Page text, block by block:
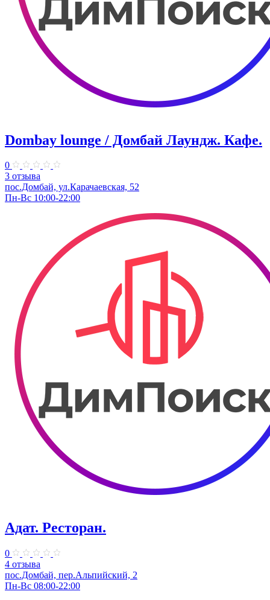
Dombay lounge / Домбай Лаундж. Кафе.
0
3 отзыва
пос.Домбай, ул.Карачаевская, 52
Пн-Вс 10:00-22:00
Адат. Ресторан.
0
4 отзыва
пос.Домбай, пер.Альпийский, 2
Пн-Вс 08:00-22:00